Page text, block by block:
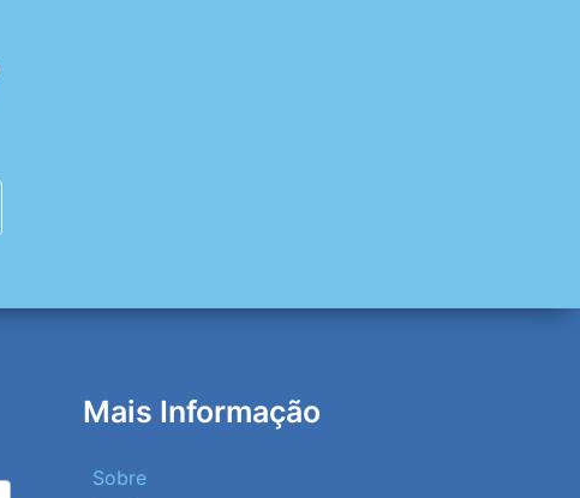
Mais Informação
Sobre